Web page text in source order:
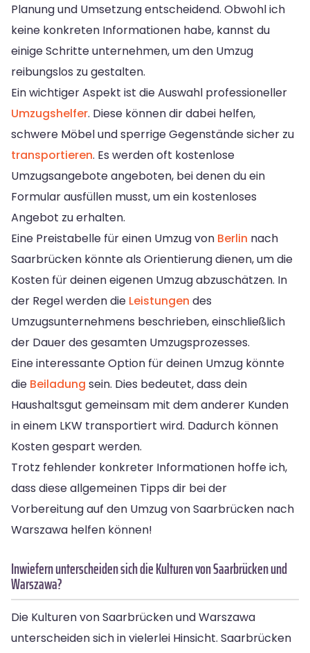
Planung und Umsetzung entscheidend. Obwohl ich
keine konkreten Informationen habe, kannst du
einige Schritte unternehmen, um den Umzug
reibungslos zu gestalten.
Ein wichtiger Aspekt ist die Auswahl professioneller
Umzugshelfer. Diese können dir dabei helfen,
schwere Möbel und sperrige Gegenstände sicher zu
transportieren. Es werden oft kostenlose
Umzugsangebote angeboten, bei denen du ein
Formular ausfüllen musst, um ein kostenloses
Angebot zu erhalten.
Eine Preistabelle für einen Umzug von Berlin nach
Saarbrücken könnte als Orientierung dienen, um die
Kosten für deinen eigenen Umzug abzuschätzen. In
der Regel werden die Leistungen des
Umzugsunternehmens beschrieben, einschließlich
der Dauer des gesamten Umzugsprozesses.
Eine interessante Option für deinen Umzug könnte
die Beiladung sein. Dies bedeutet, dass dein
Haushaltsgut gemeinsam mit dem anderer Kunden
in einem LKW transportiert wird. Dadurch können
Kosten gespart werden.
Trotz fehlender konkreter Informationen hoffe ich,
dass diese allgemeinen Tipps dir bei der
Vorbereitung auf den Umzug von Saarbrücken nach
Warszawa helfen können!
Inwiefern unterscheiden sich die Kulturen von Saarbrücken und
Warszawa?
Die Kulturen von Saarbrücken und Warszawa
unterscheiden sich in vielerlei Hinsicht. Saarbrücken